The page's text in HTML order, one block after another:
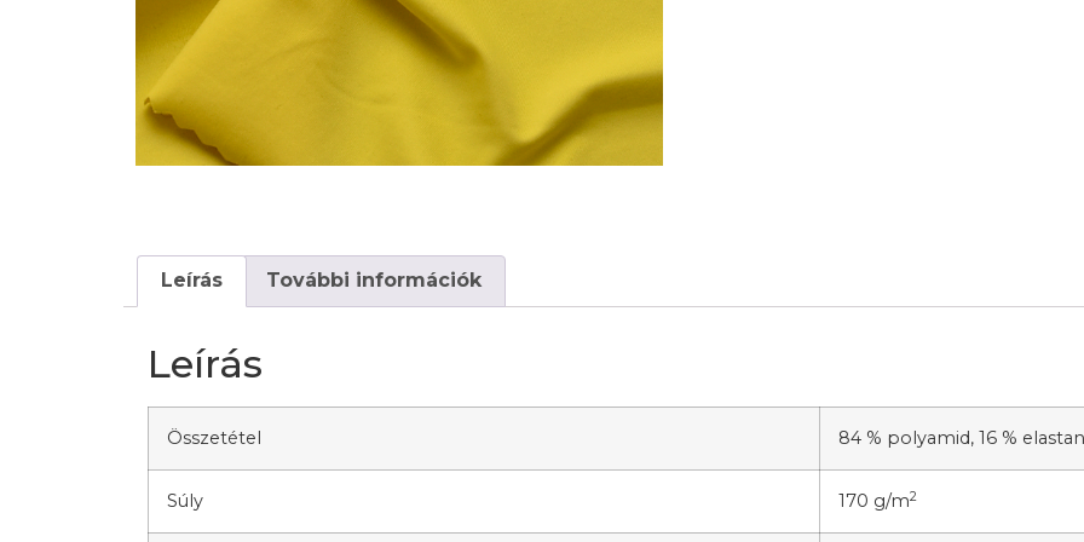
Leírás További információk
Leírás
Összetétel 84 % polyamid, 16 % elastan
Súly 170 g/m2